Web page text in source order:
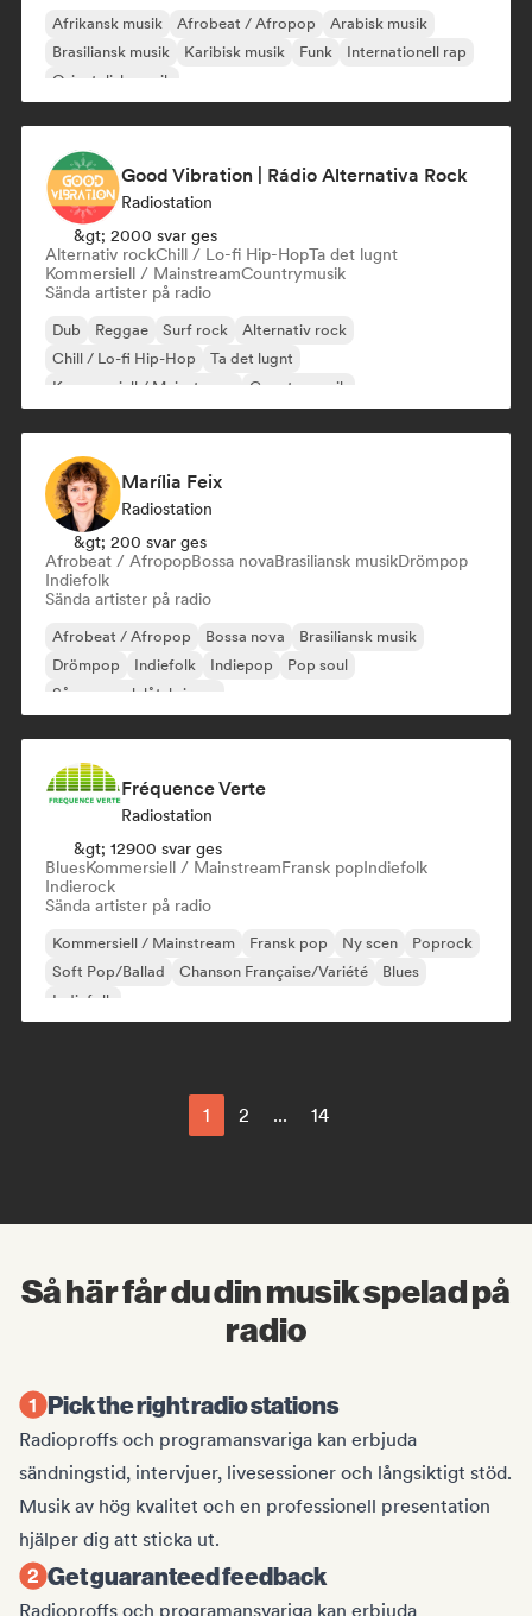
Afrikansk musik Afrobeat / Afropop
Arabisk musik
Brasiliansk musik
Karibisk musik Funk
Internationell rap
Orientalisk musik
Good Vibration | Rádio Alternativa Rock
Radiostation
&gt; 2000 svar ges
Alternativ rockChill / Lo-fi Hip-HopTa det lugnt
Kommersiell / MainstreamCountrymusik
Sända artister på radio
Dub Reggae Surf rock
Alternativ rock
Chill / Lo-fi Hip-Hop
Ta det lugnt
Kommersiell / Mainstream
Countrymusik
Marília Feix
Radiostation
&gt; 200 svar ges
Afrobeat / AfropopBossa novaBrasiliansk musikDrömpop
Indiefolk
Sända artister på radio
Afrobeat / Afropop Bossa nova
Brasiliansk musik
Drömpop
Indiefolk Indiepop
Pop soul
Sångare och låtskrivare
Fréquence Verte
Radiostation
&gt; 12900 svar ges
BluesKommersiell / MainstreamFransk popIndiefolk
Indierock
Sända artister på radio
Kommersiell / Mainstream Fransk pop Ny scen
Poprock
Soft Pop/Ballad
Chanson Française/Variété
Blues
Indiefolk
1 2 ... 14
Så här får du din musik spelad på
radio
Pick the right radio stations
Radioproffs och programansvariga kan erbjuda
sändningstid, intervjuer, livesessioner och långsiktigt stöd.
Musik av hög kvalitet och en professionell presentation
hjälper dig att sticka ut.
Get guaranteed feedback
Radioproffs och programansvariga kan erbjuda